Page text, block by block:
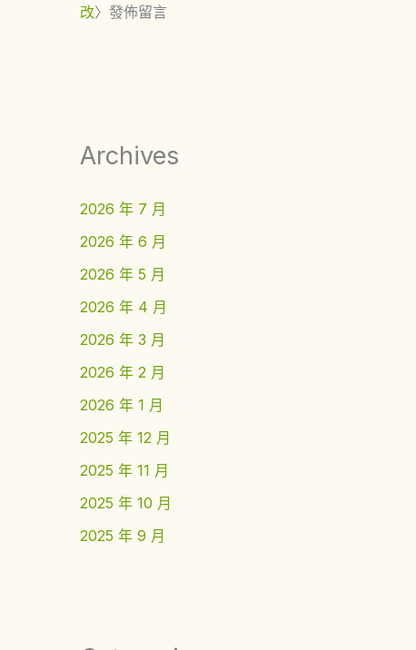
改〉發佈留言
Archives
2026 年 7 月
2026 年 6 月
2026 年 5 月
2026 年 4 月
2026 年 3 月
2026 年 2 月
2026 年 1 月
2025 年 12 月
2025 年 11 月
2025 年 10 月
2025 年 9 月